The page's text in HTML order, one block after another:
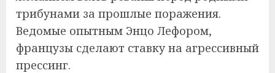
трибунами за прошлые поражения.
Ведомые опытным Энцо Лефором,
французы сделают ставку на агрессивный
прессинг.